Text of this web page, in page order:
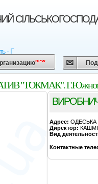
- Г
new
Г.Южном
Адрес: ОДЕСЬКА
Директор:
Вид
Контактные